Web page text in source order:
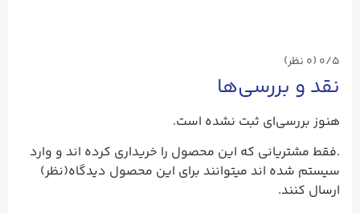
0/5 (۰ نظر)
نقد و بررسی‌ها
هنوز بررسی‌ای ثبت نشده است.
.فقط مشتریانی که این محصول را خریداری کرده اند و وارد
سیستم شده اند میتوانند برای این محصول دیدگاه(نظر)
ارسال کنند.